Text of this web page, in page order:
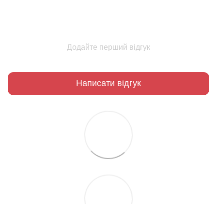
Додайте перший відгук
Написати відгук